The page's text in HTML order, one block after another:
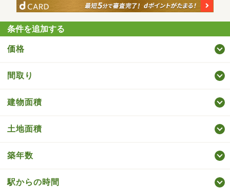
条件を追加する
価格
間取り
建物面積
土地面積
築年数
駅からの時間